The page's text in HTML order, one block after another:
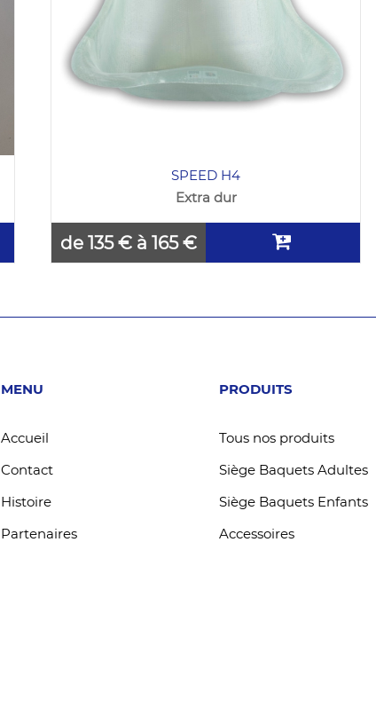
SPEED H4
Extra dur
de 135 € à 165 €
MENU
Accueil
Contact
Histoire
Partenaires
PRODUITS
Tous nos produits
Siège Baquets Adultes
Siège Baquets Enfants
Accessoires